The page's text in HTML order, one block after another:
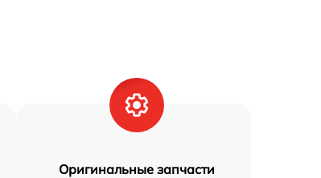
Оригинальные запчасти